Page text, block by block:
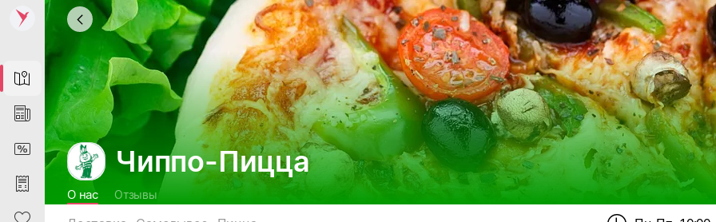
Map
News
DiscountCard
Purchases
Heart
Чиппо-Пицца
О нас Отзывы